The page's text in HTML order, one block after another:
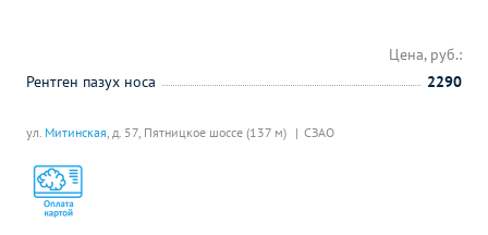
ул. Митинская, д. 57, Пятницкое шоссе (137 м) СЗАО
Цена, руб.:
Рентген пазух носа
2290